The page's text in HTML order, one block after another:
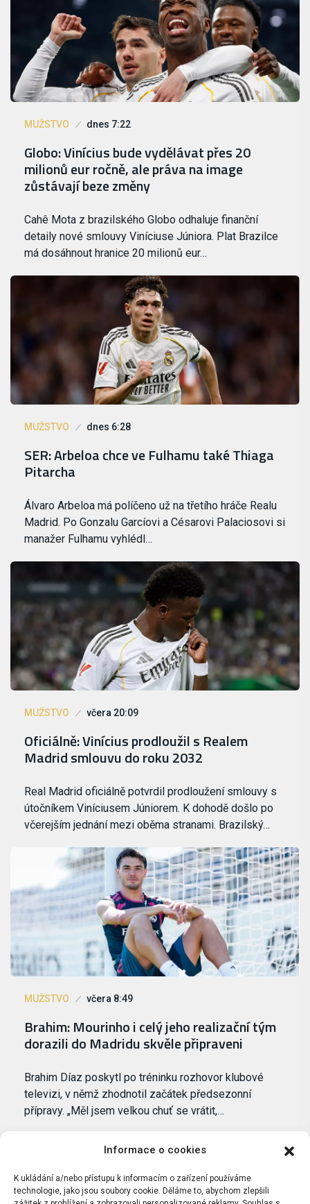
Informace o cookies
K ukládání a/nebo přístupu k informacím o zařízení používáme
technologie, jako jsou soubory cookie. Děláme to, abychom zlepšili
MUŽSTVO dnes 7:22
Globo: Vinícius bude vydělávat přes 20
milionů eur ročně, ale práva na image
zůstávají beze změny
Cahê Mota z brazilského Globo odhaluje finanční
detaily nové smlouvy Viníciuse Júniora. Plat Brazilce
má dosáhnout hranice 20 milionů eur…
MUŽSTVO dnes 6:28
SER: Arbeloa chce ve Fulhamu také Thiaga
Pitarcha
Álvaro Arbeloa má políčeno už na třetího hráče Realu
Madrid. Po Gonzalu Garcíovi a Césarovi Palaciosovi si
manažer Fulhamu vyhlédl…
MUŽSTVO včera 20:09
Oficiálně: Vinícius prodloužil s Realem
Madrid smlouvu do roku 2032
Real Madrid oficiálně potvrdil prodloužení smlouvy s
útočníkem Viníciusem Júniorem. K dohodě došlo po
včerejším jednání mezi oběma stranami. Brazilský…
MUŽSTVO včera 8:49
Brahim: Mourinho i celý jeho realizační tým
dorazili do Madridu skvěle připraveni
Brahim Díaz poskytl po tréninku rozhovor klubové
televizi, v němž zhodnotil začátek předsezonní
přípravy. „Měl jsem velkou chuť se vrátit,…